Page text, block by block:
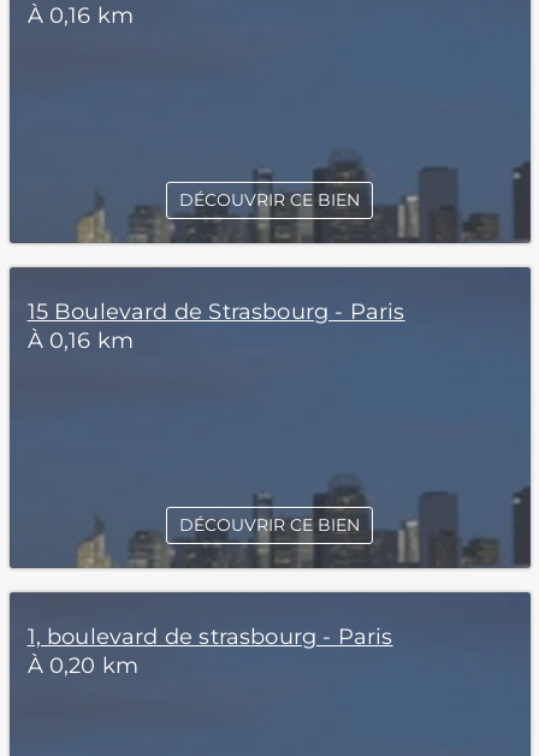
À 0,16 km
DÉCOUVRIR CE BIEN
15 Boulevard de Strasbourg - Paris
À 0,16 km
DÉCOUVRIR CE BIEN
1, boulevard de strasbourg - Paris
À 0,20 km